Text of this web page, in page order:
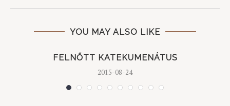
YOU MAY ALSO LIKE
FELNŐTT KATEKUMENÁTUS
2015-08-24